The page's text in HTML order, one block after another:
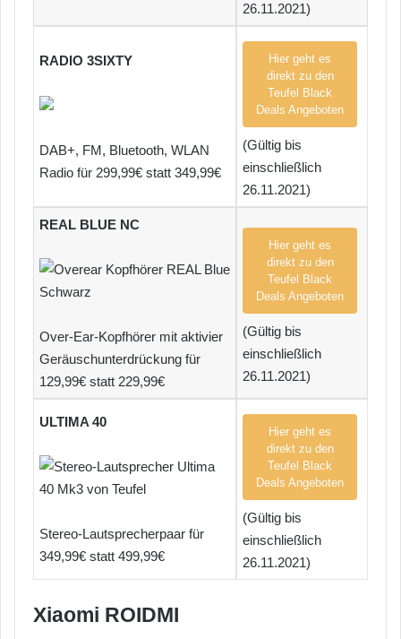
26.11.2021)
RADIO 3SIXTY
DAB+, FM, Bluetooth, WLAN
Radio für 299,99€ statt 349,99€
Hier geht es
direkt zu den
Teufel Black
Deals Angeboten
(Gültig bis
einschließlich
26.11.2021)
REAL BLUE NC
Over-Ear-Kopfhörer mit aktivier
Geräuschunterdrückung für
129,99€ statt 229,99€
Hier geht es
direkt zu den
Teufel Black
Deals Angeboten
(Gültig bis
einschließlich
26.11.2021)
ULTIMA 40
Stereo-Lautsprecherpaar für
349,99€ statt 499,99€
Hier geht es
direkt zu den
Teufel Black
Deals Angeboten
(Gültig bis
einschließlich
26.11.2021)
Xiaomi ROIDMI